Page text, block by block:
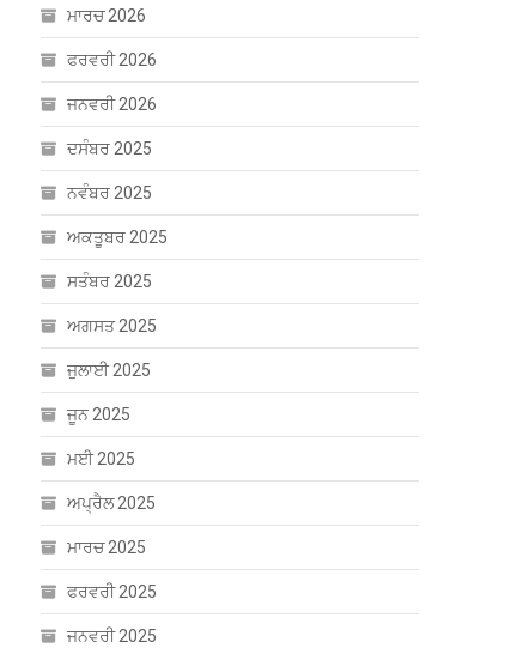
ਮਾਰਚ 2026
ਫਰਵਰੀ 2026
ਜਨਵਰੀ 2026
ਦਸੰਬਰ 2025
ਨਵੰਬਰ 2025
ਅਕਤੂਬਰ 2025
ਸਤੰਬਰ 2025
ਅਗਸਤ 2025
ਜੁਲਾਈ 2025
ਜੂਨ 2025
ਮਈ 2025
ਅਪ੍ਰੈਲ 2025
ਮਾਰਚ 2025
ਫਰਵਰੀ 2025
ਜਨਵਰੀ 2025